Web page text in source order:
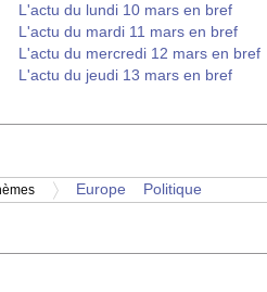
L'actu du lundi 10 mars en bref
L'actu du mardi 11 mars en bref
L'actu du mercredi 12 mars en bref
L'actu du jeudi 13 mars en bref
Europe Politique